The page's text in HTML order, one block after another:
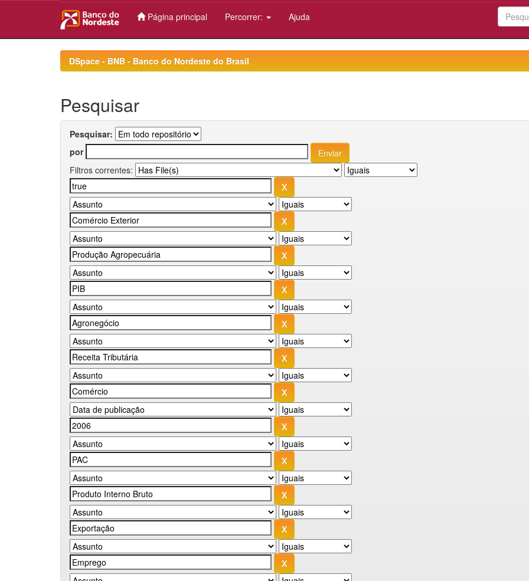
Página principal Percorrer: Ajuda
DSpace - BNB - Banco do Nordeste do Brasil
Pesquisar
Pesquisar:
por
Filtros correntes: